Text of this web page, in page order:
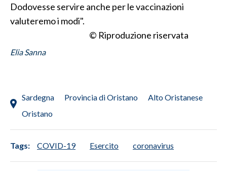
Dodovesse servire anche per le vaccinazioni
valuteremo i modi".
© Riproduzione riservata
Elia Sanna
Sardegna Provincia di Oristano
Alto Oristanese
Oristano
Tags: COVID-19 Esercito coronavirus